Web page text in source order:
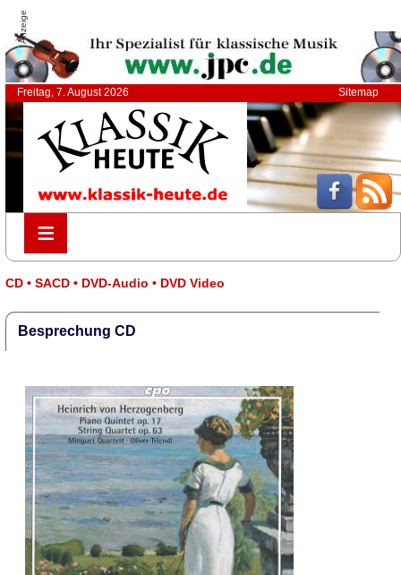
Anzeige
Freitag, 7. August 2026 Sitemap
≡
≡
CD • SACD • DVD-Audio • DVD Video
Besprechung CD